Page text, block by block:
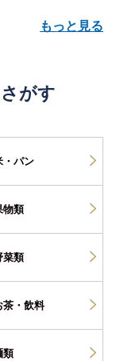
もっと見る
がす
・パン
物類
菜類
茶・ 飲料
類